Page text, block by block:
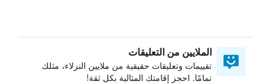
الملايين من التعليقات
تقييمات وتعليقات حقيقية من ملايين النزلاء، مثلك
تمامًا. احجز إقامتك المثالية بكل ثقة!